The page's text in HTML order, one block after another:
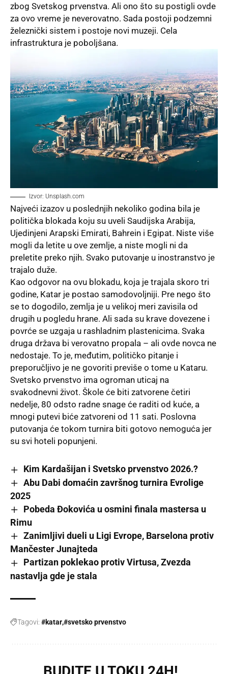
zbog Svetskog prvenstva. Ali ono što su postigli ovde
za ovo vreme je neverovatno. Sada postoji podzemni
železnički sistem i postoje novi muzeji. Cela
infrastruktura je poboljšana.
Izvor: Unsplash.com
Najveći izazov u ​​poslednjih nekoliko godina bila je
politička blokada koju su uveli Saudijska Arabija,
Ujedinjeni Arapski Emirati, Bahrein i Egipat. Niste više
mogli da letite u ove zemlje, a niste mogli ni da
preletite preko njih. Svako putovanje u inostranstvo je
trajalo duže.
Kao odgovor na ovu blokadu, koja je trajala skoro tri
godine, Katar je postao samodovoljniji. Pre nego što
se to dogodilo, zemlja je u velikoj meri zavisila od
drugih u pogledu hrane. Ali sada su krave dovezene i
povrće se uzgaja u rashladnim plastenicima. Svaka
druga država bi verovatno propala – ali ovde novca ne
nedostaje. To je, međutim, političko pitanje i
preporučljivo je ne govoriti previše o tome u Kataru.
Svetsko prvenstvo ima ogroman uticaj na
svakodnevni život. Škole će biti zatvorene četiri
nedelje, 80 odsto radne snage će raditi od kuće, a
mnogi putevi biće zatvoreni od 11 sati. Poslovna
putovanja će tokom turnira biti gotovo nemoguća jer
su svi hoteli popunjeni.
Kim Kardašijan i Svetsko prvenstvo 2026.?
Abu Dabi domaćin završnog turnira Evrolige
2025
Pobeda Đokovića u osmini finala mastersa u
Rimu
Zanimljivi dueli u Ligi Evrope, Barselona protiv
Mančester Junajteda
Partizan poklekao protiv Virtusa, Zvezda
nastavlja gde je stala
Tagovi: #katar#svetsko prvenstvo